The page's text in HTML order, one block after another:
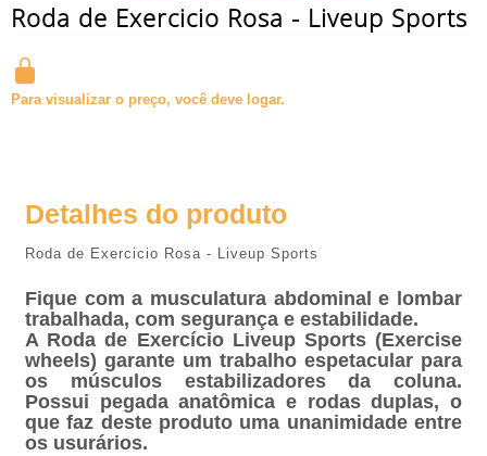
Roda de Exercicio Rosa - Liveup Sports
Para visualizar o preço, você deve logar.
Detalhes do produto
Roda de Exercicio Rosa - Liveup Sports
Fique com a musculatura abdominal e lombar
trabalhada, com segurança e estabilidade.
A Roda de Exercício Liveup Sports (Exercise
wheels) garante um trabalho espetacular para
os músculos estabilizadores da coluna.
Possui pegada anatômica e rodas duplas, o
que faz deste produto uma unanimidade entre
os usurários.